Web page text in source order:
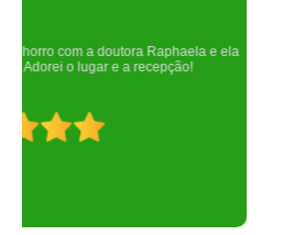
Um lugar maravilhoso. Sempre serei